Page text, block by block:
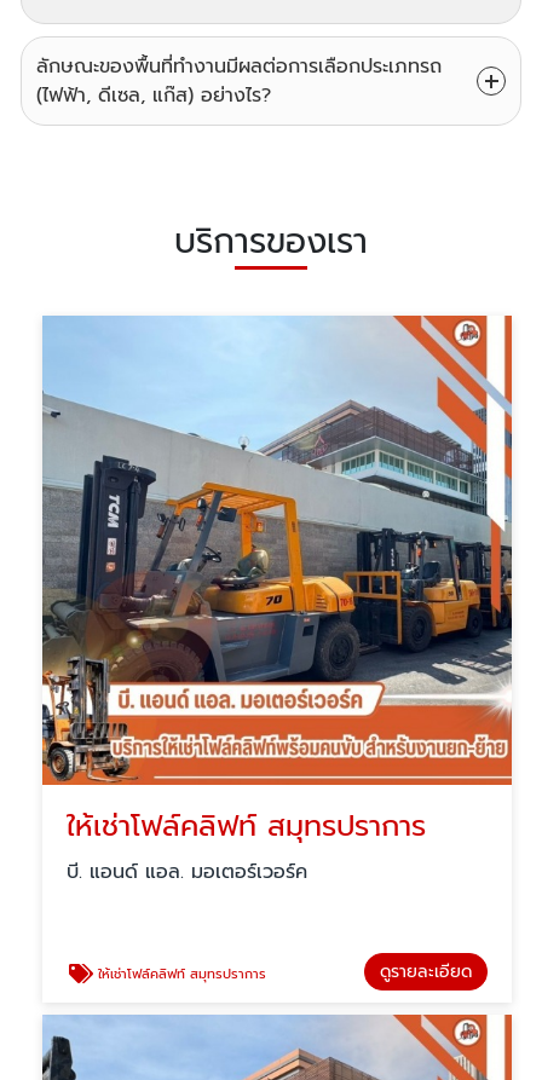
ลักษณะของพื้นที่ทำงานมีผลต่อการเลือกประเภทรถ
(ไฟฟ้า, ดีเซล, แก๊ส) อย่างไร?
บริการของเรา
ให้เช่าโฟล์คลิฟท์ สมุทรปราการ
บี. แอนด์ แอล. มอเตอร์เวอร์ค
ให้เช่าโฟล์คลิฟท์ สมุทรปราการ ดูรายละเอียด